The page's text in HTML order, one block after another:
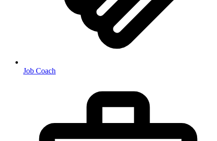
Job Coach